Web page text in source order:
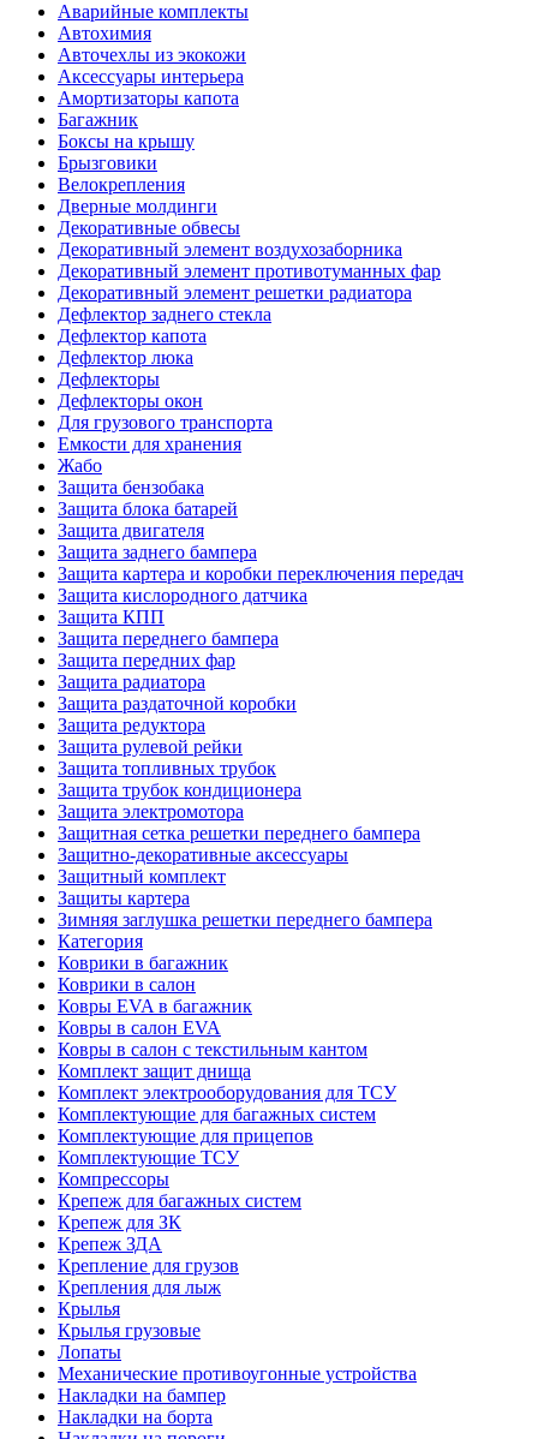
Аварийные комплекты
Автохимия
Авточехлы из экокожи
Аксессуары интерьера
Амортизаторы капота
Багажник
Боксы на крышу
Брызговики
Велокрепления
Дверные молдинги
Декоративные обвесы
Декоративный элемент воздухозаборника
Декоративный элемент противотуманных фар
Декоративный элемент решетки радиатора
Дефлектор заднего стекла
Дефлектор капота
Дефлектор люка
Дефлекторы
Дефлекторы окон
Для грузового транспорта
Емкости для хранения
Жабо
Защита бензобака
Защита блока батарей
Защита двигателя
Защита заднего бампера
Защита картера и коробки переключения передач
Защита кислородного датчика
Защита КПП
Защита переднего бампера
Защита передних фар
Защита радиатора
Защита раздаточной коробки
Защита редуктора
Защита рулевой рейки
Защита топливных трубок
Защита трубок кондиционера
Защита электромотора
Защитная сетка решетки переднего бампера
Защитно-декоративные аксессуары
Защитный комплект
Защиты картера
Зимняя заглушка решетки переднего бампера
Категория
Коврики в багажник
Коврики в салон
Ковры EVA в багажник
Ковры в салон EVA
Ковры в салон с текстильным кантом
Комплект защит днища
Комплект электрооборудования для ТСУ
Комплектующие для багажных систем
Комплектующие для прицепов
Комплектующие ТСУ
Компрессоры
Крепеж для багажных систем
Крепеж для ЗК
Крепеж ЗДА
Крепление для грузов
Крепления для лыж
Крылья
Крылья грузовые
Лопаты
Механические противоугонные устройства
Накладки на бампер
Накладки на борта